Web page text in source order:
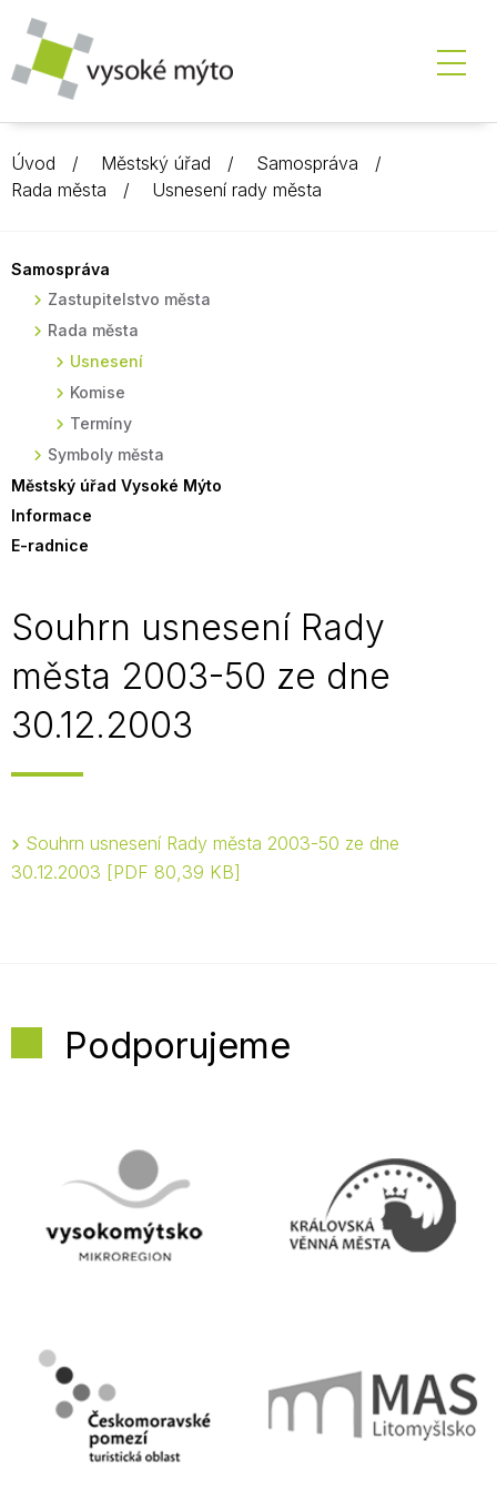
Úvod Městský úřad
Samospráva
Rada města
Usnesení rady města
Samospráva
Zastupitelstvo města
Rada města
Usnesení
Komise
Termíny
Symboly města
Městský úřad Vysoké Mýto
Informace
E-radnice
Souhrn usnesení Rady
města 2003-50 ze dne
30.12.2003
Souhrn usnesení Rady města 2003-50 ze dne
30.12.2003
PDF 80,39 KB
Podporujeme